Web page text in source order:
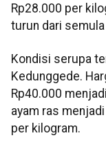
Rp28.000 per
turun dari
Kondisi serupa
Kedunggede.
Rp40.000
ayam ras
per kilogram.